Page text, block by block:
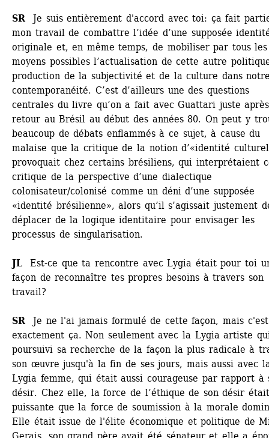
SR Je suis entièrement d'accord avec toi: ça fait
mon travail de combattre l’idée d’une supposée
originale et, en même temps, de mobiliser par tous les
moyens possibles l’actualisation de cette autre
production de la subjectivité et de la culture dans
contemporanéité. C’est d’ailleurs une des questions
centrales du livre qu’on a fait avec Guattari juste
retour au Brésil au début des années 80. On peut y
beaucoup de débats enflammés à ce sujet, à cause du
malaise que la critique de la notion d’«identité
provoquait chez certains brésiliens, qui interprétaient
critique de la perspective d’une dialectique
colonisateur/colonisé comme un déni d’une supposée
«identité brésilienne», alors qu’il s’agissait justement
déplacer de la logique identitaire pour envisager les
processus de singularisation.
JL Est-ce que ta rencontre avec Lygia était pour toi
façon de reconnaître tes propres besoins à travers son
travail?
SR Je ne l'ai jamais formulé de cette façon, mais c'est
exactement ça. Non seulement avec la Lygia artiste
poursuivi sa recherche de la façon la plus radicale à
son œuvre jusqu'à la fin de ses jours, mais aussi avec
Lygia femme, qui était aussi courageuse par rapport à
désir. Chez elle, la force de l’éthique de son désir
puissante que la force de soumission à la morale
Elle était issue de l'élite économique et politique de